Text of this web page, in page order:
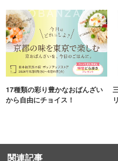
17種類の彩り豊かなおばんざい
から自由にチョイス！
関連記事